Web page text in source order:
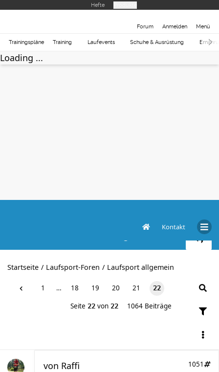
Hefte
Forum Anmelden Menü
Trainingspläne Training Laufevents Schuhe & Ausrüstung
Loading ...
Kontakt
Startseite Laufsport-Foren Laufsport allgemein
1 … 18 19 20 21 22
Seite 22 von 22 1064 Beiträge
1051
von Raffi